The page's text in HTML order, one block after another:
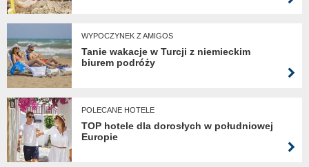
WYPOCZYNEK Z AMIGOS
Tanie wakacje w Turcji z niemieckim
biurem podróży
POLECANE HOTELE
TOP hotele dla dorosłych w południowej
Europie